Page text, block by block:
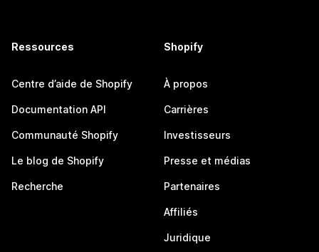
Ressources
Centre d’aide de Shopify
Documentation API
Communauté Shopify
Le blog de Shopify
Recherche
Shopify
À propos
Carrières
Investisseurs
Presse et médias
Partenaires
Affiliés
Juridique